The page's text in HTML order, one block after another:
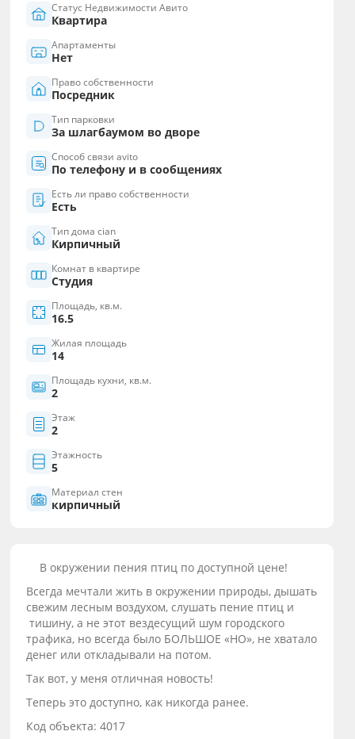
Статус Недвижимости Авито
Квартира
Апартаменты
Нет
Право собственности
Посредник
Тип парковки
За шлагбаумом во дворе
Способ связи avito
По телефону и в сообщениях
Есть ли право собственности
Есть
Тип дома cian
Кирпичный
Комнат в квартире
Студия
Площадь, кв.м.
16.5
Жилая площадь
14
Площадь кухни, кв.м.
2
Этаж
2
Этажность
5
Материал стен
кирпичный
В окружении пения птиц по доступной цене!
Всегда мечтали жить в окружении природы, дышать
свежим лесным воздухом, слушать пение птиц и
тишину, а не этот вездесущий шум городского
трафика, но всегда было БОЛЬШОЕ «НО», не хватало
денег или откладывали на потом.
Так вот, у меня отличная новость!
Теперь это доступно, как никогда ранее.
Код объекта: 4017